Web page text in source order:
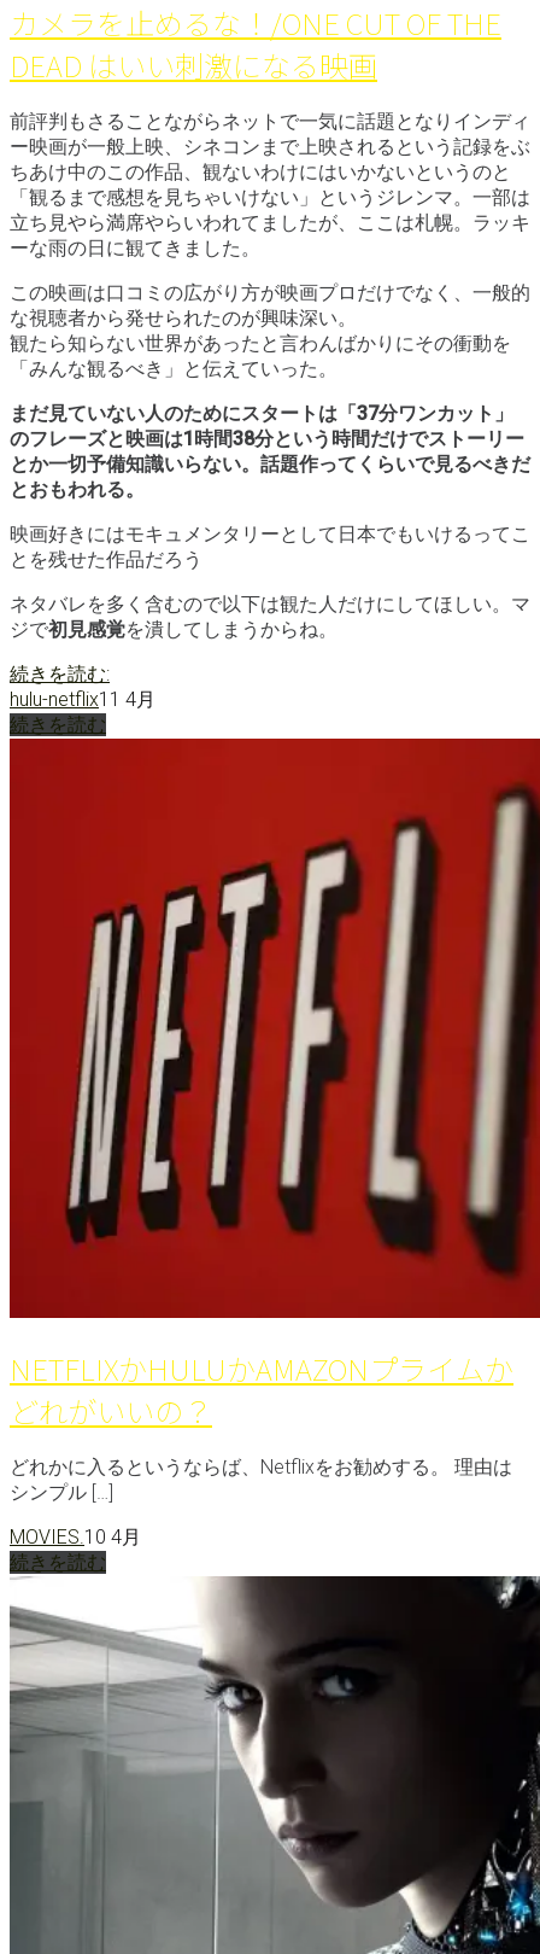
カメラを止めるな！/ONE CUT OF THE
DEAD はいい刺激になる映画
前評判もさることながらネットで一気に話題となりインディ
ー映画が一般上映、シネコンまで上映されるという記録をぶ
ちあけ中のこの作品、観ないわけにはいかないというのと
「観るまで感想を見ちゃいけない」というジレンマ。一部は
立ち見やら満席やらいわれてましたが、ここは札幌。ラッキ
ーな雨の日に観てきました。
この映画は口コミの広がり方が映画プロだけでなく、一般的
な視聴者から発せられたのが興味深い。
観たら知らない世界があったと言わんばかりにその衝動を
「みんな観るべき」と伝えていった。
まだ見ていない人のためにスタートは「37分ワンカット」
のフレーズと映画は1時間38分という時間だけでストーリー
とか一切予備知識いらない。話題作ってくらいで見るべきだ
とおもわれる。
映画好きにはモキュメンタリーとして日本でもいけるってこ
とを残せた作品だろう
ネタバレを多く含むので以下は観た人だけにしてほしい。マ
ジで初見感覚を潰してしまうからね。
続きを読む:カ
メ
of
the
DEAD
は
い
い
刺
激
に
な
る
映
hulu-netflix11 4月
続きを読む
NETFLIXかHULUかAMAZONプライムか
どれがいいの？
どれかに入るというならば、Netflixをお勧めする。 理由は
シンプル […]
MOVIES.10 4月
続きを読む